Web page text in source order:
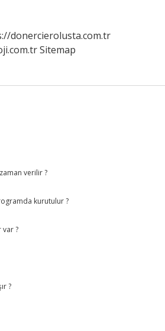
donercierolusta.com.tr
Sitemap
verilir ?
kurutulur ?
var ?
?